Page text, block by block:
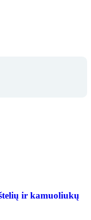
ir kamuoliukų